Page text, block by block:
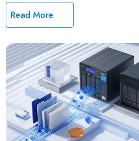
Read More